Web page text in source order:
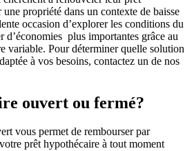
propriété dans un contexte de baisse
occasion d’explorer les conditions du
d’économies plus importantes grâce au
variable. Pour déterminer quelle solution
à vos besoins, contactez un de nos
ouvert ou fermé?
vous permet de rembourser par
prêt hypothécaire à tout moment